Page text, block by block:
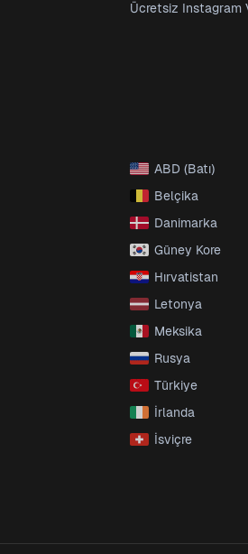
Ücretsiz Instagram
ABD (Batı)
Belçika
Danimarka
Güney Kore
Hırvatistan
Letonya
Meksika
Rusya
Türkiye
İrlanda
İsviçre